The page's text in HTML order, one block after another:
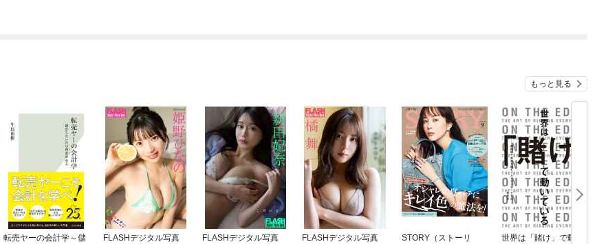
もっと見る
転売ヤーの会計学～儲
FLASHデジタル写真
FLASHデジタル写真
FLASHデジタル写真
STORY（ストーリ
世界は「賭け」で動い